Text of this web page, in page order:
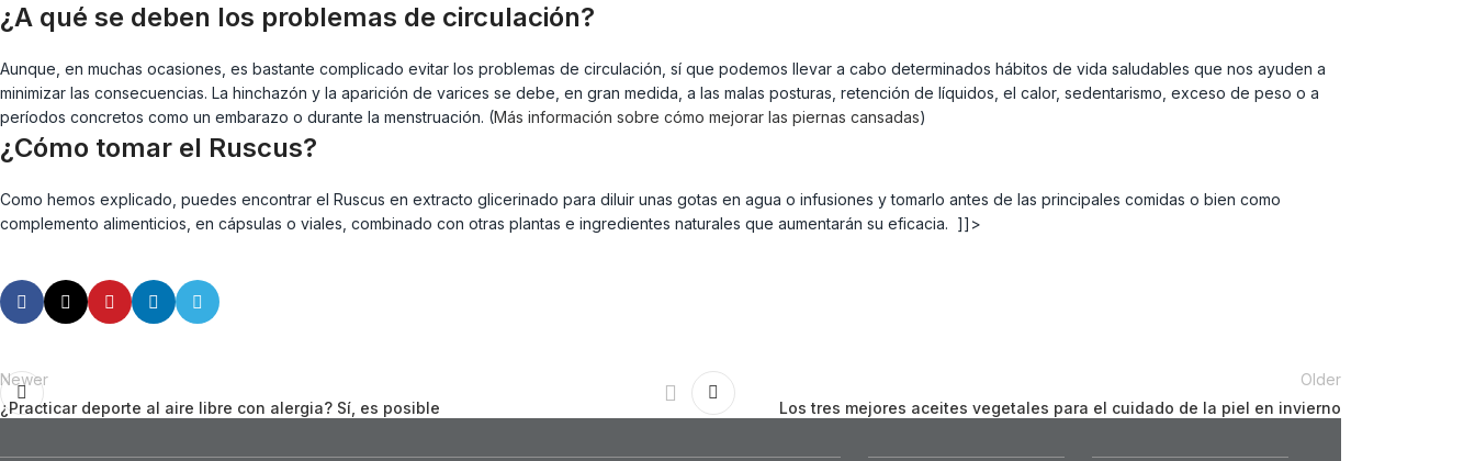
¿A qué se deben los problemas de circulación?
Aunque, en muchas ocasiones, es bastante complicado evitar los problemas de circulación, sí que podemos llevar a cabo determinados hábitos de vida saludables que nos ayuden a
minimizar las consecuencias. La hinchazón y la aparición de varices se debe, en gran medida, a las malas posturas, retención de líquidos, el calor, sedentarismo, exceso de peso o a
períodos concretos como un embarazo o durante la menstruación. (Más información sobre cómo mejorar las piernas cansadas)
¿Cómo tomar el Ruscus?
Como hemos explicado, puedes encontrar el Ruscus en extracto glicerinado para diluir unas gotas en agua o infusiones y tomarlo antes de las principales comidas o bien como
complemento alimenticios, en cápsulas o viales, combinado con otras plantas e ingredientes naturales que aumentarán su eficacia. ]]>
Newer
¿Practicar deporte al aire libre con alergia? Sí, es posible
Older
Los tres mejores aceites vegetales para el cuidado de la piel en invierno